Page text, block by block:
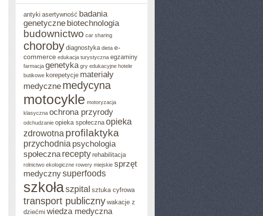
antyki asertywność badania
genetyczne biotechnologia
budownictwo car sharing
choroby diagnostyka dieta e-
commerce edukacja turystyczna egzaminy
farmacja genetyka gry edukacyjne hotele
butikowe korepetycje materiały
medyczne medycyna
motocykle motoryzacja
klasyczna ochrona przyrody
odchudzanie opieka społeczna opieka
zdrowotna profilaktyka
przychodnia psychologia
społeczna recepty rehabilitacja
rolnictwo ekologiczne rowery miejskie sprzęt
medycznysuperfoods
szkołaszpital sztuka cyfrowa
transport publiczny wakacje z
dziećmi wiedza medyczna